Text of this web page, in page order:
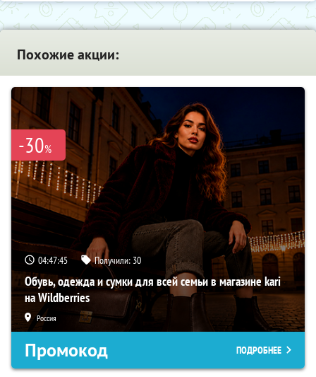
Похожие акции:
-30%
04:47:44 Получили: 30
Обувь, одежда и сумки для всей семьи в магазине kari
на Wildberries
Россия
Промокод ПОДРОБНЕЕ